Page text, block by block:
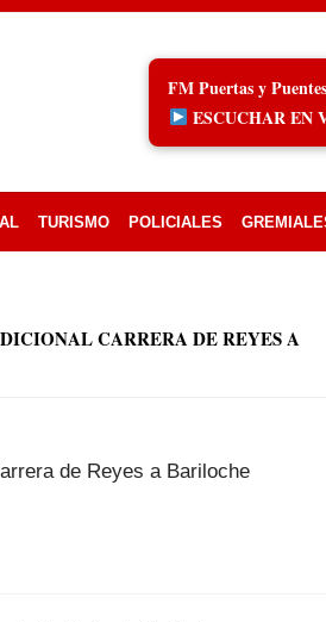
FM Puertas y
ESCUCHAR EN
TURISMO POLICIALES
CARRERA DE REYES A
de Reyes a Bariloche